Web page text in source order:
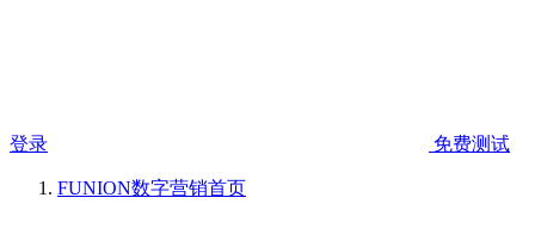
登录 免费测试
FUNION数字营销首页